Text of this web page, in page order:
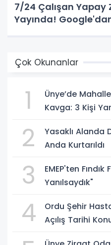
7/24 Çalışan Yapay
Yayında!
Çok Okunanlar
1
Ünye’de
Kavga: 3 Kişi
2
Yasaklı Alanda
Anda Kurtarıldı
3
EMEP'ten
Yanılsaydık"
4
Ordu Şehir
Açılış Tarihi